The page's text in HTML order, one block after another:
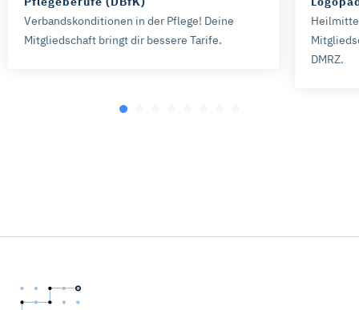
Verbandskonditionen in der Pflege! Deine
Mitgliedschaft bringt dir bessere Tarife.
DMRZ.